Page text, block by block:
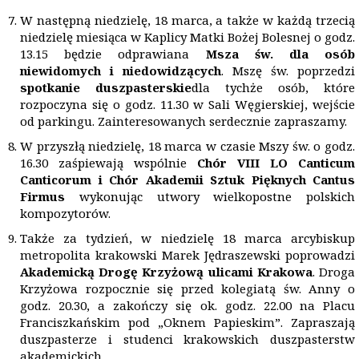
W następną niedzielę, 18 marca, a także w każdą trzecią
niedzielę miesiąca w Kaplicy Matki Bożej Bolesnej o godz.
13.15 będzie odprawiana Msza św. dla osób
niewidomych i niedowidzących. Mszę św. poprzedzi
spotkanie duszpasterskiedla tychże osób, które
rozpoczyna się o godz. 11.30 w Sali Węgierskiej, wejście
od parkingu. Zainteresowanych serdecznie zapraszamy.
W przyszłą niedzielę, 18 marca w czasie Mszy św. o godz.
16.30 zaśpiewają wspólnie Chór VIII LO Canticum
Canticorum i Chór Akademii Sztuk Pięknych Cantus
Firmus wykonując utwory wielkopostne polskich
kompozytorów.
Także za tydzień, w niedzielę 18 marca arcybiskup
metropolita krakowski Marek Jędraszewski poprowadzi
Akademicką Drogę Krzyżową ulicami Krakowa. Droga
Krzyżowa rozpocznie się przed kolegiatą św. Anny o
godz. 20.30, a zakończy się ok. godz. 22.00 na Placu
Franciszkańskim pod „Oknem Papieskim”. Zapraszają
duszpasterze i studenci krakowskich duszpasterstw
akademickich.